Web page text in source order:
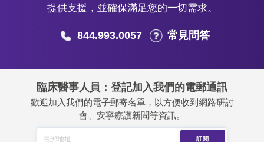
提供支援，並確保滿足您的一切需求。
844.993.0057 常見問答
臨床醫事人員：登記加入我們的電郵通訊
歡迎加入我們的電子郵寄名單，以方便收到網路研討
會、安寧療護新聞等資訊。